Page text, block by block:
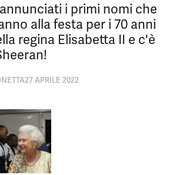
i primi nomi che
alla festa per i 70 anni
regina Elisabetta II e c'è
27 APRILE 2022